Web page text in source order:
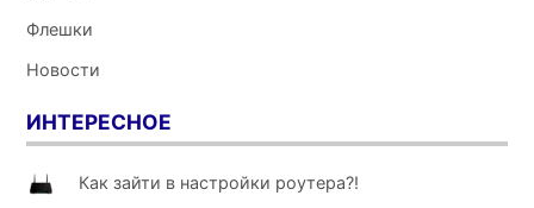
Флешки
Новости
ИНТЕРЕСНОЕ
Как зайти в настройки роутера?!